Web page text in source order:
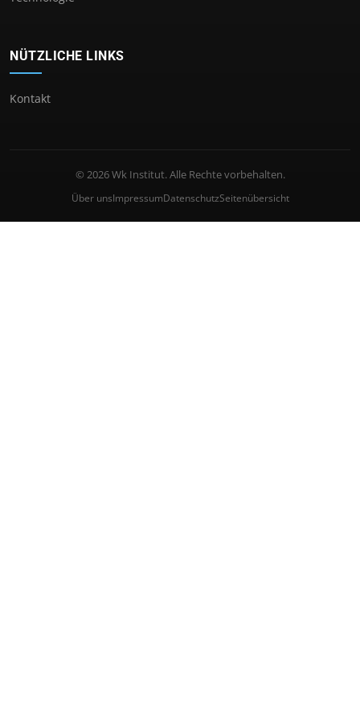
NÜTZLICHE LINKS
Kontakt
© 2026 Wk Institut. Alle Rechte vorbehalten.
Über unsImpressumDatenschutzSeitenübersicht